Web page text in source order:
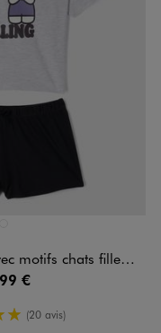
chats fille - Hello Kitty
€
moyenne
(20 avis)